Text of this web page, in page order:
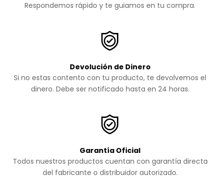
Respondemos rápido y te guiamos en tu compra.
Devolución de Dinero
Si no estas contento con tu producto, te devolvemos el
dinero. Debe ser notificado hasta en 24 horas.
Garantía Oficial
Todos nuestros productos cuentan con garantía directa
del fabricante o distribuidor autorizado.